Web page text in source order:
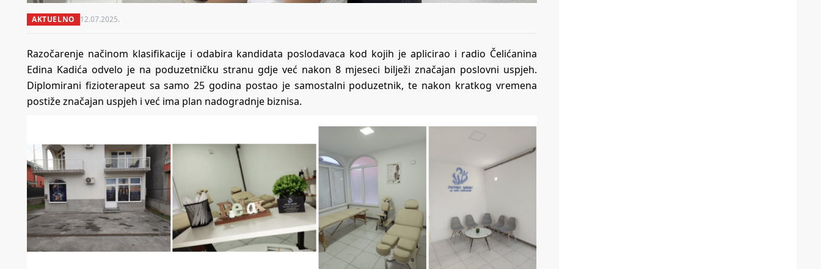
AKTUELNO 12.07.2025.
Razočarenje načinom klasifikacije i odabira kandidata poslodavaca kod kojih je aplicirao i radio Čelićanina
Edina Kadića odvelo je na poduzetničku stranu gdje već nakon 8 mjeseci bilježi značajan poslovni uspjeh.
Diplomirani fizioterapeut sa samo 25 godina postao je samostalni poduzetnik, te nakon kratkog vremena
postiže značajan uspjeh i već ima plan nadogradnje biznisa.